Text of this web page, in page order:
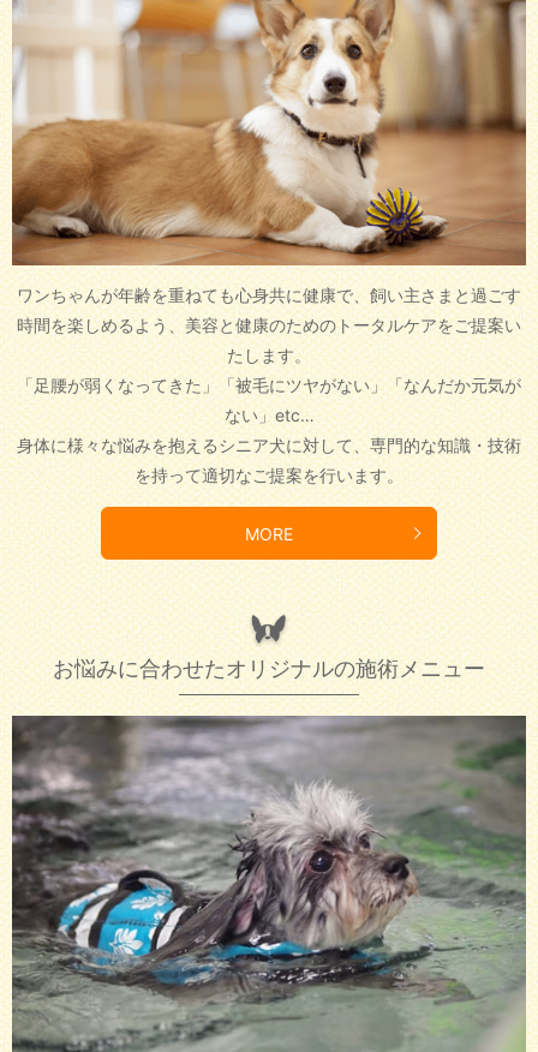
ワンちゃんが年齢を重ねても心身共に健康で、飼い主さまと過ごす
時間を楽しめるよう、美容と健康のためのトータルケアをご提案い
たします。
「足腰が弱くなってきた」「被毛にツヤがない」「なんだか元気が
ない」etc…
身体に様々な悩みを抱えるシニア犬に対して、専門的な知識・技術
を持って適切なご提案を行います。
MORE
お悩みに合わせたオリジナルの施術メニュー